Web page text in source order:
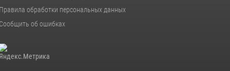
Правила обработки персональных данных
Сообщить об ошибках